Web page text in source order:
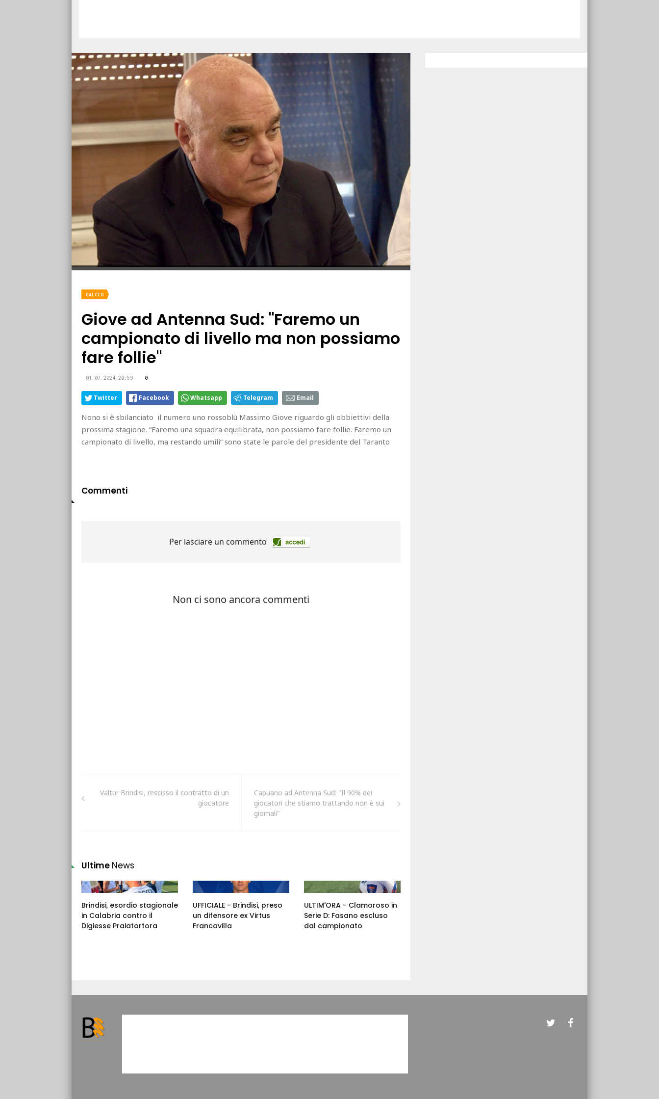
CALCIO
Giove ad Antenna Sud: "Faremo un
campionato di livello ma non possiamo
fare follie"
01.07.2024 20:59 0
Twitter Facebook Whatsapp Telegram Email
Nono si è sbilanciato il numero uno rossoblù Massimo Giove riguardo gli obbiettivi della
prossima stagione. “Faremo una squadra equilibrata, non possiamo fare follie. Faremo un
campionato di livello, ma restando umili” sono state le parole del presidente del Taranto
Commenti
Valtur Brindisi, rescisso il contratto di un
giocatore
Capuano ad Antenna Sud: "Il 90% dei
giocatori che stiamo trattando non è sui
giornali"
Ultime News
Brindisi, esordio stagionale
in Calabria contro il
Digiesse Praiatortora
UFFICIALE - Brindisi, preso
un difensore ex Virtus
Francavilla
ULTIM'ORA - Clamoroso in
Serie D: Fasano escluso
dal campionato